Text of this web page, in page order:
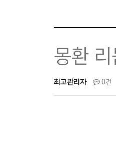
몽환
최고관리자 0건